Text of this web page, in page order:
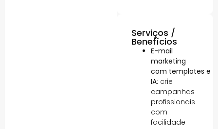
Serviços /
Benefícios
E-mail
marketing
com templates e
IA: crie
campanhas
profissionais
com
facilidade